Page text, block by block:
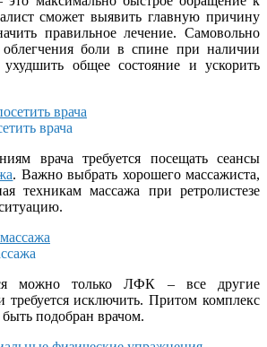
сможет выявить главную причину
правильное лечение. Самовольно
боли в спине при наличии
ухудшить общее состояние и ускорить
врача
врача требуется посещать сеансы
. Важно выбрать хорошего массажиста,
техникам массажа при ретролистезе
можно только ЛФК – все другие
требуется исключить. Притом комплекс
подобран врачом.